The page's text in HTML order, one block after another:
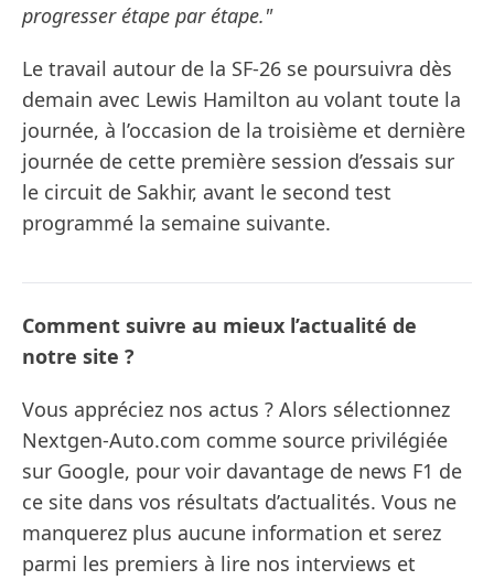
progresser étape par étape."
Le travail autour de la SF-26 se poursuivra dès
demain avec Lewis Hamilton au volant toute la
journée, à l’occasion de la troisième et dernière
journée de cette première session d’essais sur
le circuit de Sakhir, avant le second test
programmé la semaine suivante.
Comment suivre au mieux l’actualité de
notre site ?
Vous appréciez nos actus ? Alors sélectionnez
Nextgen-Auto.com comme source privilégiée
sur Google, pour voir davantage de news F1 de
ce site dans vos résultats d’actualités. Vous ne
manquerez plus aucune information et serez
parmi les premiers à lire nos interviews et